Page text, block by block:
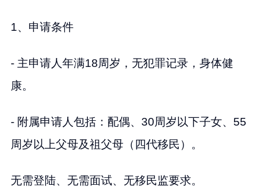
1、申请条件
- 主申请人年满18周岁，无犯罪记录，身体健
康。
- 附属申请人包括：配偶、30周岁以下子女、55
周岁以上父母及祖父母（四代移民）。
无需登陆、无需面试、无移民监要求。